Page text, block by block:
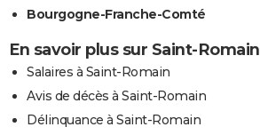
Bourgogne-Franche-Comté
En savoir plus sur Saint-Romain
Salaires à Saint-Romain
Avis de décès à Saint-Romain
Délinquance à Saint-Romain